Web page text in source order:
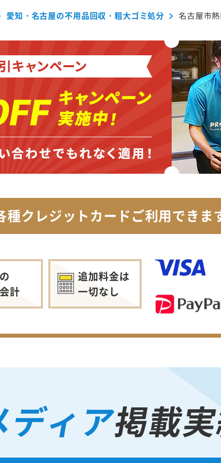
愛知・名古屋の不用品回収・粗大ゴミ処分 名古屋市
種クレジットカードご利用できま
計
追加料金は
一切なし
ディア掲載